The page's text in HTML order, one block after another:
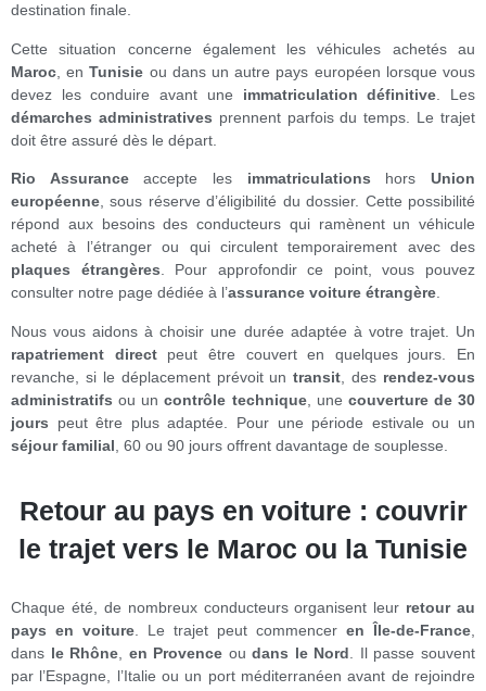
destination finale.
Cette situation concerne également les véhicules achetés au
Maroc , enTunisie ou dans un autre pays européen lorsque vous
devez les conduire avant une immatriculation définitive . Les
démarches administratives prennent parfois du temps. Le trajet
doit être assuré dès le départ.
Rio Assuranceaccepte les immatriculations horsUnion
européenne , sous réserve d’éligibilité du dossier. Cette possibilité
répond aux besoins des conducteurs qui ramènent un véhicule
acheté à l’étranger ou qui circulent temporairement avec des
plaques étrangères . Pour approfondir ce point, vous pouvez
consulter notre page dédiée à l’assurance voiture étrangère
Nous vous aidons à choisir une durée adaptée à votre trajet. Un
rapatriement direct peut être couvert en quelques jours. En
revanche, si le déplacement prévoit untransit , des rendez-vous
administratifsou uncontrôle technique, une couverture de 30
jours peut être plus adaptée. Pour une période estivale ou un
séjour familial , 60 ou 90 jours offrent davantage de souplesse.
Retour au pays en voiture : couvrir
le trajet vers le Maroc ou la Tunisie
Chaque été, de nombreux conducteurs organisent leur retour au
pays en voiture . Le trajet peut commencer en Île-de-France
dans le Rhône en Provence oudans le Nord . Il passe souvent
par l’Espagne, l’Italie ou un port méditerranéen avant de rejoindre